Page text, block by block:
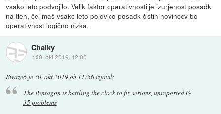
vsako leto podvojilo. Velik faktor operativnosti je izurjenost posadk
na tleh, če imaš vsako leto polovico posadk čistih novincev bo
operativnost logično nizka.
Chalky
::30. okt 2019, 12:00
Bwaze6 je30. okt 2019 ob 11:56izjavil:
The Pentagon is battling the clock to fix serious, unreported F-
35 problems